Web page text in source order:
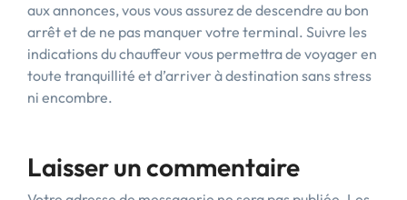
aux annonces, vous vous assurez de descendre au bon
arrêt et de ne pas manquer votre terminal. Suivre les
indications du chauffeur vous permettra de voyager en
toute tranquillité et d’arriver à destination sans stress
ni encombre.
Laisser un commentaire